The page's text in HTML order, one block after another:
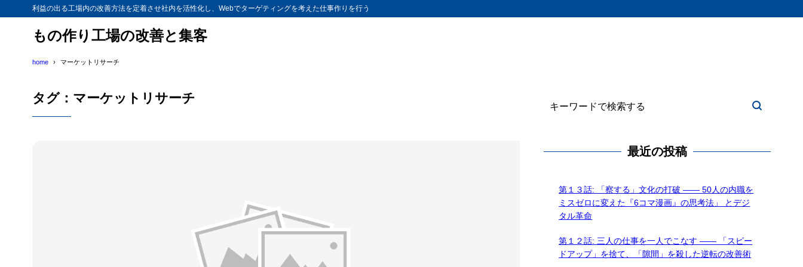
利益の出る工場内の改善方法を定着させ社内を活性化し、Webでターゲティングを考えた仕事作りを行う
もの作り工場の改善と集客
home マーケットリサーチ
タグ：マーケットリサーチ
最近の投稿
第１３話: 「察する」文化の打破 —— 50人の内職を
ミスゼロに変えた『6コマ漫画』の思考法」 とデジ
タル革命
第１２話: 三人の仕事を一人でこなす —— 「スピー
ドアップ」を捨て、「隙間」を殺した逆転の改善術